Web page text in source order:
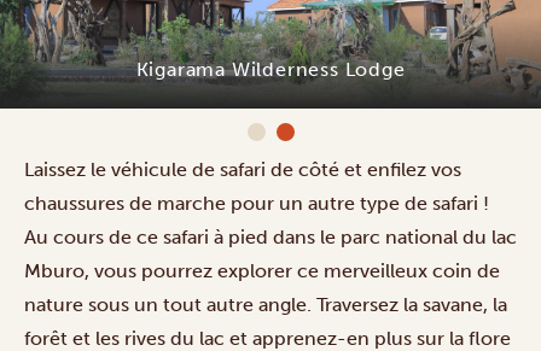
Kigarama Wilderness Lodge
Laissez le véhicule de safari de côté et enfilez vos
chaussures de marche pour un autre type de safari !
Au cours de ce safari à pied dans le parc national du lac
Mburo, vous pourrez explorer ce merveilleux coin de
nature sous un tout autre angle. Traversez la savane, la
forêt et les rives du lac et apprenez-en plus sur la flore